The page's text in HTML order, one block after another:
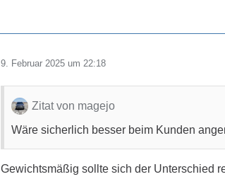
9. Februar 2025 um 22:18
Zitat von magejo
Wäre sicherlich besser beim Kunden
Gewichtsmäßig sollte sich der Unterschied